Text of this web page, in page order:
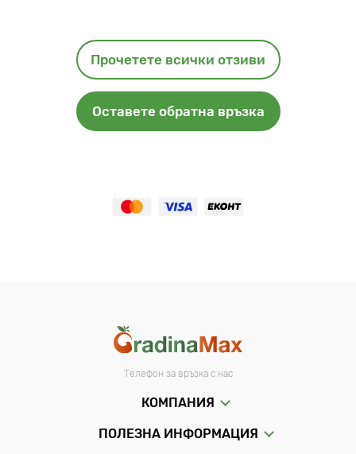
Прочетете всички отзиви
Оставете обратна връзка
Телефон за връзка с нас
КОМПАНИЯ
ПОЛЕЗНА ИНФОРМАЦИЯ